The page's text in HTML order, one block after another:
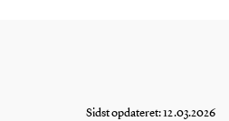
Sidst opdateret: 12.03.2026